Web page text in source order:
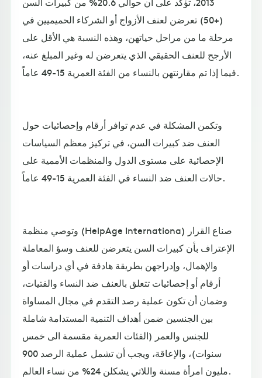
(+50) تعرضن لعنف الأزواج أو الشركاء الحميميين في
مرحلة ما من مراحل حياتهن، وهذه النسبة هي الأقل على
الأرجح للعنف الحقيقي الذي يتعرضن له وغير المبلغ عنه،
فيما إذا تم مقارنتهن بالنساء من الفئة العمرية 15-49 عاماً.
وتكمن المشكلة في عدم توافر أرقام وإحصائيات حول
العنف ضد كبيرات السن، في تركيز معظم السياسات
الإحصائية على مستوى الدول والمنظمات الأممية على
حالات العنف ضد النساء في الفئة العمرية 15-49 عاماً.
وتوصي منظمة (HelpAge Internationa) صناع القرار
الإعتراف بأن كبيرات السن يتعرضن للعنف وسؤ المعاملة
والإهمال، وإدراجهن بطريقة هادفة في أي دراسات أو
أرقام أو إحصائيات تتعلق بالعنف ضد النساء والفتيات،
وضمان أن تكون عملية رصد التقدم في مجال المساواة
بين الجنسين ضمن أهداف التنمية المستدامة شاملة
للجنس والعمر (الفئات العمرية مقسمة الى خمس
سنوات)، والإعاقة، ويجب أن تشمل عملية الرصد 900
مليون امرأة مسنة واللاتي يشكلن 24% من نساء العالم.